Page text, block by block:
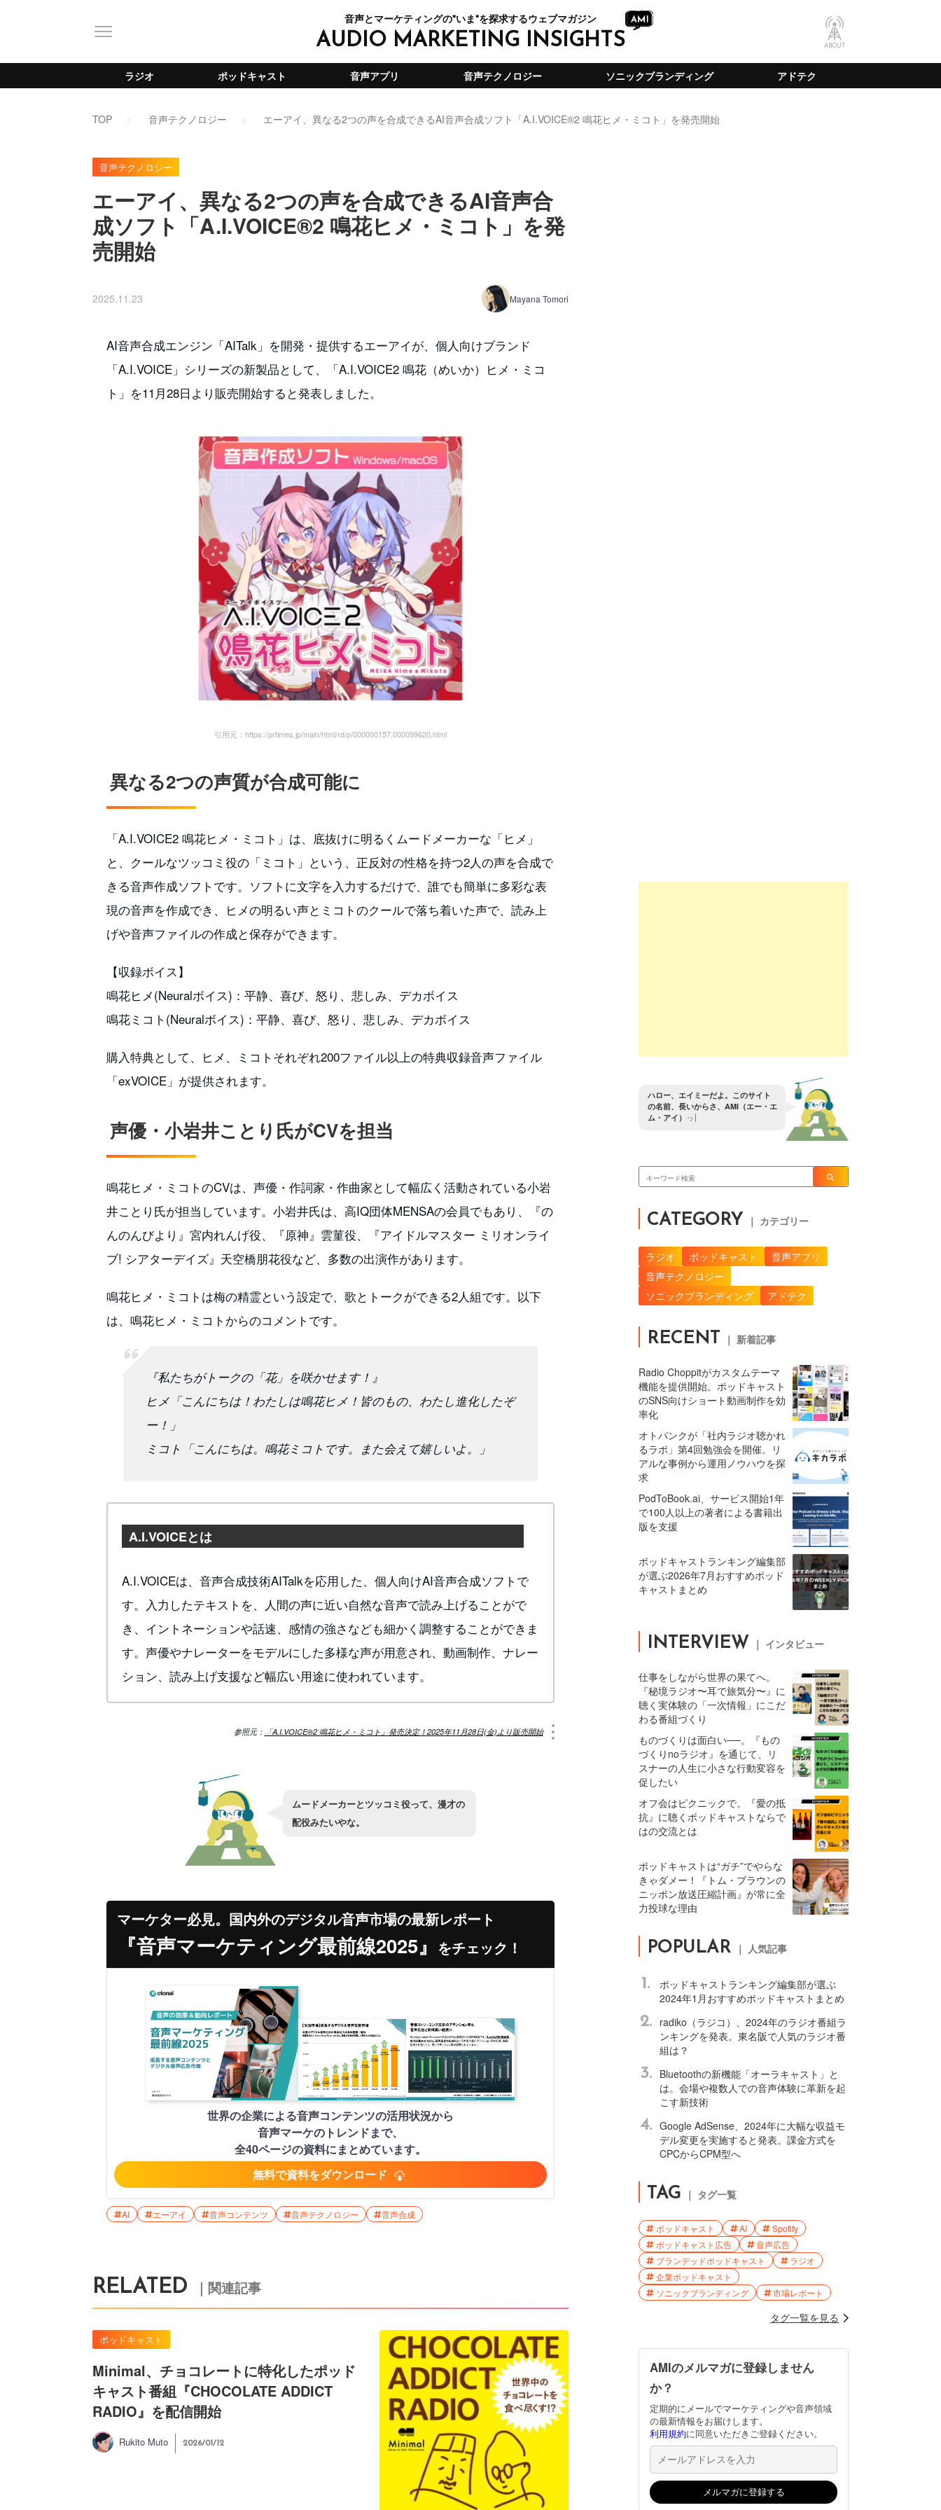
音声とマーケティングの"いま"を探求するウェブマガジン
AUDIO MARKETING INSIGHTS ABOUT
ラジオ ポッドキャスト 音声アプリ 音声テクノロジー ソニックブランディング アドテク
TOP 音声テクノロジー エーアイ、異なる2つの声を合成できるAI音声合成ソフト「A.I.VOICE®2 鳴花ヒメ・ミコト」を発売開始
音声テクノロジー
エーアイ、異なる2つの声を合成できるAI音声合
成ソフト「A.I.VOICE®2 鳴花ヒメ・ミコト」を発
売開始
2025.11.23 Mayana Tomori
AI音声合成エンジン「AITalk」を開発・提供するエーアイが、個人向けブランド
「A.I.VOICE」シリーズの新製品として、「A.I.VOICE2 鳴花（めいか）ヒメ・ミコ
ト」を11月28日より販売開始すると発表しました。
引用元：https://prtimes.jp/main/html/rd/p/000000157.000099620.html
異なる2つの声質が合成可能に
「A.I.VOICE2 鳴花ヒメ・ミコト」は、底抜けに明るくムードメーカーな「ヒメ」
と、クールなツッコミ役の「ミコト」という、正反対の性格を持つ2人の声を合成で
きる音声作成ソフトです。ソフトに文字を入力するだけで、誰でも簡単に多彩な表
現の音声を作成でき、ヒメの明るい声とミコトのクールで落ち着いた声で、読み上
げや音声ファイルの作成と保存ができます。
【収録ボイス】
鳴花ヒメ(Neuralボイス)：平静、喜び、怒り、悲しみ、デカボイス
鳴花ミコト(Neuralボイス)：平静、喜び、怒り、悲しみ、デカボイス
購入特典として、ヒメ、ミコトそれぞれ200ファイル以上の特典収録音声ファイル
「exVOICE」が提供されます。
声優・小岩井ことり氏がCVを担当
鳴花ヒメ・ミコトのCVは、声優・作詞家・作曲家として幅広く活動されている小岩
井ことり氏が担当しています。小岩井氏は、高IQ団体MENSAの会員でもあり、『の
んのんびより』宮内れんげ役、『原神』雲菫役、『アイドルマスター ミリオンライ
ブ! シアターデイズ』天空橋朋花役など、多数の出演作があります。
鳴花ヒメ・ミコトは梅の精霊という設定で、歌とトークができる2人組です。以下
は、鳴花ヒメ・ミコトからのコメントです。
『私たちがトークの「花」を咲かせます！』
ヒメ「こんにちは！わたしは鳴花ヒメ！皆のもの、わたし進化したぞ
ー！」
ミコト「こんにちは。鳴花ミコトです。また会えて嬉しいよ。」
A.I.VOICEとは
A.I.VOICEは、音声合成技術AITalkを応用した、個人向けAI音声合成ソフトで
す。入力したテキストを、人間の声に近い自然な音声で読み上げることがで
き、イントネーションや話速、感情の強さなども細かく調整することができま
す。声優やナレーターをモデルにした多様な声が用意され、動画制作、ナレー
ション、読み上げ支援など幅広い用途に使われています。
参照元： 「A.I.VOICE®2 鳴花ヒメ・ミコト」発売決定！2025年11月28日(金)より販売開始
ムードメーカーとツッコミ役って、漫才の
配役みたいやな。
マーケター必見。国内外のデジタル音声市場の最新レポート
『音声マーケティング最前線2025』 をチェック！
世界の企業による音声コンテンツの活用状況から
音声マーケのトレンドまで、
全40ページの資料にまとめています。
無料で資料をダウンロード
AI エーアイ 音声コンテンツ 音声テクノロジー 音声合成
RELATED ｜関連記事
ポッドキャスト
Minimal、チョコレートに特化したポッド
キャスト番組『CHOCOLATE ADDICT
RADIO』を配信開始
Rukito Muto 2026/01/12
ハロー、 エイ ミ ーだよ 。 このサイ ト
の名前、 長いからさ 、 AMI（エー・ エ
ム・ アイ） っ
CATEGORY ｜ カテゴリー
ラジオ ポッドキャスト
音声アプリ
音声テクノロジー
ソニックブランディング
アドテク
RECENT ｜ 新着記事
Radio Choppitがカスタムテーマ
機能を提供開始。ポッドキャスト
のSNS向けショート動画制作を効
率化
オトバンクが「社内ラジオ聴かれ
るラボ」第4回勉強会を開催。リ
アルな事例から運用ノウハウを探
求
PodToBook.ai、サービス開始1年
で100人以上の著者による書籍出
版を支援
ポッドキャストランキング編集部
が選ぶ2026年7月おすすめポッド
キャストまとめ
INTERVIEW ｜ インタビュー
仕事をしながら世界の果てへ。
『秘境ラジオ〜耳で旅気分〜』に
聴く実体験の「一次情報」にこだ
わる番組づくり
ものづくりは面白い──。『もの
づくりnoラジオ』を通じて、リ
スナーの人生に小さな行動変容を
促したい
オフ会はピクニックで。『愛の抵
抗』に聴くポッドキャストならで
はの交流とは
ポッドキャストは“ガチ”でやらな
きゃダメー！『トム・ブラウンの
ニッポン放送圧縮計画』が常に全
力投球な理由
POPULAR ｜ 人気記事
1.
ポッドキャストランキング編集部が選ぶ
2024年1月おすすめポッドキャストまとめ
2.
radiko（ラジコ）、2024年のラジオ番組ラ
ンキングを発表。東名阪で人気のラジオ番
組は？
3.
Bluetoothの新機能「オーラキャスト」と
は。会場や複数人での音声体験に革新を起
こす新技術
4. Google AdSense、2024年に大幅な収益モ
デル変更を実施すると発表。課金方式を
CPCからCPM型へ
TAG ｜ タグ一覧
ポッドキャスト AI
Spotify
ポッドキャスト広告
音声広告
ブランデッドポッドキャスト
ラジオ
企業ポッドキャスト
ソニックブランディング
市場レポート
タグ一覧を見る
AMIのメルマガに登録しません
か？
定期的にメールでマーケティングや音声領域
の最新情報をお届けします。
利用規約に同意いただきご登録ください。